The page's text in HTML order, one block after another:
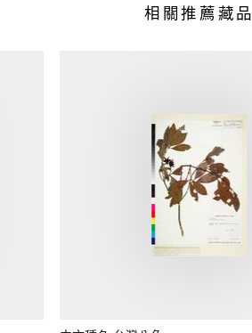
相關推薦藏品